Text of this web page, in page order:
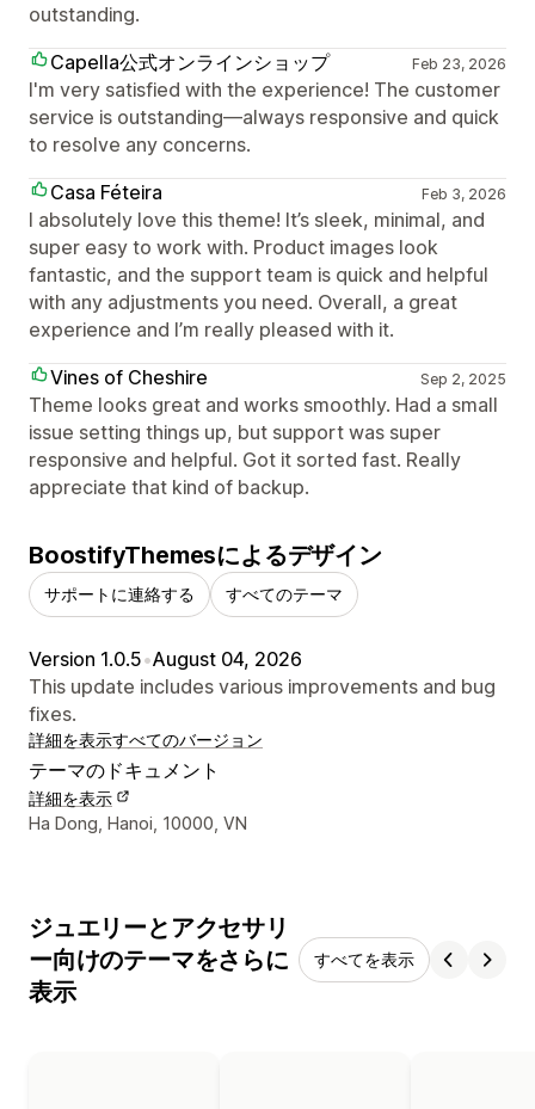
outstanding.
Capella公式オンラインショップ
Feb 23, 2026
I'm very satisfied with the experience! The customer
service is outstanding—always responsive and quick
to resolve any concerns.
Casa Féteira
Feb 3, 2026
I absolutely love this theme! It’s sleek, minimal, and
super easy to work with. Product images look
fantastic, and the support team is quick and helpful
with any adjustments you need. Overall, a great
experience and I’m really pleased with it.
Vines of Cheshire
Sep 2, 2025
Theme looks great and works smoothly. Had a small
issue setting things up, but support was super
responsive and helpful. Got it sorted fast. Really
appreciate that kind of backup.
BoostifyThemesによるデザイン
サポートに連絡する すべてのテーマ
Version 1.0.5•August 04, 2026
This update includes various improvements and bug
fixes.
詳細を表示すべてのバージョン
テーマのドキュメント
詳細を表示
デザイナーの連絡先情報
Ha Dong, Hanoi, 10000, VN
ジュエリーとアクセサリ
ー向けのテーマをさらに
表示
すべてを表示